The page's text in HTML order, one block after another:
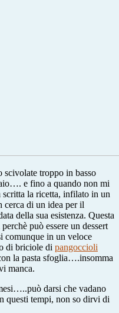
scivolate troppo in basso
e fino a quando non mi
la ricetta, infilato in un
cerca di un idea per il
della sua esistenza. Questa
può essere un dessert
comunque in un veloce
di briciole di pangoccioli
la pasta sfoglia….insomma
manca.
darsi che vadano
questi tempi, non so dirvi di